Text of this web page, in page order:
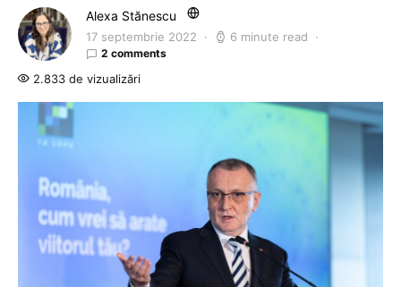
Alexa Stănescu
17 septembrie 2022 6 minute read
2 comments
2.833 de vizualizări